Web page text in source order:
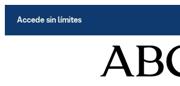
Accede sin límites